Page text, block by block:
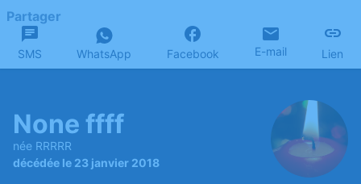
Partager
SMS WhatsApp Facebook E-mail Lien
None ffff
née RRRRR
décédée le 23 janvier 2018